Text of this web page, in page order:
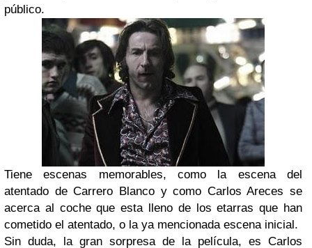
público.
Tiene escenas memorables, como la escena del
atentado de Carrero Blanco y como Carlos Areces se
acerca al coche que esta lleno de los etarras que han
cometido el atentado, o la ya mencionada escena inicial.
Sin duda, la gran sorpresa de la película, es Carlos